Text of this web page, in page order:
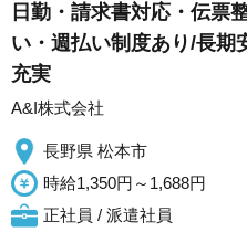
日勤・請求書対応・伝票
い・週払い制度あり/長期
充実
A&I株式会社
長野県 松本市
時給1,350円～1,688円
正社員 / 派遣社員